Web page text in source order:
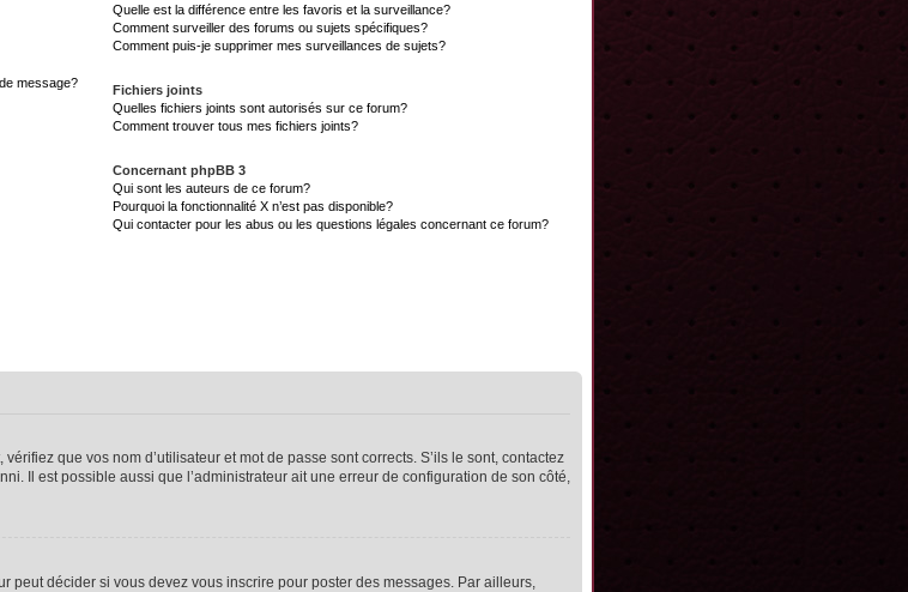
message?
Quelle est la différence entre les favoris et la surveillance?
Comment surveiller des forums ou sujets spécifiques?
Comment puis-je supprimer mes surveillances de sujets?
Fichiers joints
Quelles fichiers joints sont autorisés sur ce forum?
Comment trouver tous mes fichiers joints?
Concernant phpBB 3
Qui sont les auteurs de ce forum?
Pourquoi la fonctionnalité X n’est pas disponible?
Qui contacter pour les abus ou les questions légales concernant ce forum?
que vos nom d’utilisateur et mot de passe sont corrects. S’ils le sont, contactez
Il est possible aussi que l’administrateur ait une erreur de configuration de son côté,
peut décider si vous devez vous inscrire pour poster des messages. Par ailleurs,